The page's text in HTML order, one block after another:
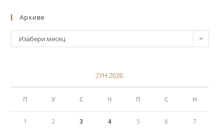
Архиве
Изабери месец
ЈУН 2026.
П У С Ч П С Н
1 2 3 4 5 6 7